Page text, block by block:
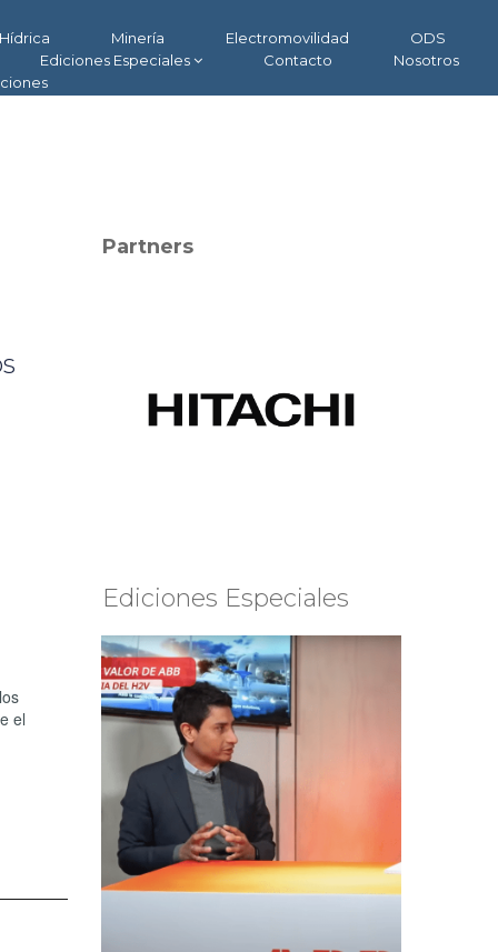
Minería Electromovilidad
ODS
Ediciones Especiales
Contacto
Nosotros
el
Partners
Ediciones Especiales